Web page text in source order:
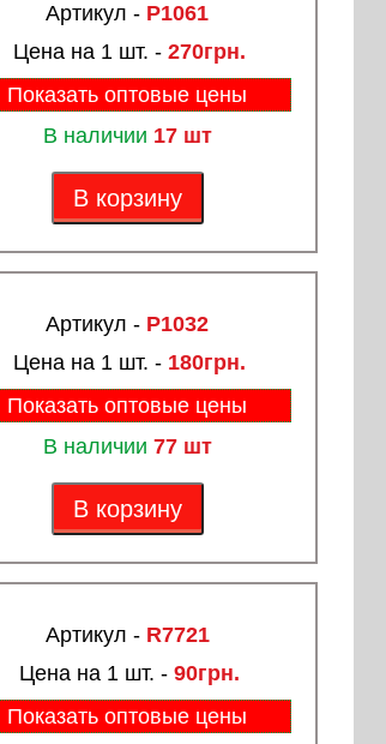
Артикул - P1061
Цена на 1 шт. - 270грн.
Показать оптовые цены
В наличии 17 шт
В корзину
Артикул - P1032
Цена на 1 шт. - 180грн.
Показать оптовые цены
В наличии 77 шт
В корзину
Артикул - R7721
Цена на 1 шт. - 90грн.
Показать оптовые цены